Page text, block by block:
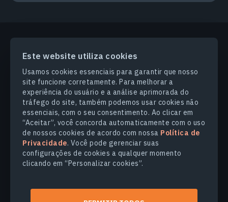
Este website utiliza cookies
Usamos cookies essenciais para garantir que nosso
site funcione corretamente. Para melhorar a
experiência do usuário e a análise aprimorada do
tráfego do site, também podemos usar cookies não
essenciais, com o seu consentimento. Ao clicar em
“Aceitar”, você concorda automaticamente com o uso
de nossos cookies de acordo com nossa Política de
Privacidade. Você pode gerenciar suas
configurações de cookies a qualquer momento
clicando em “Personalizar cookies”.
PRODUCTS & SOLUTIONS
SETORES
COMPANHIA
EXPLORE